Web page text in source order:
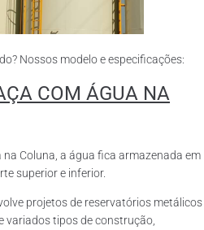
Nossos modelo e especificações:
COM ÁGUA NA
Coluna, a água fica armazenada em
superior e inferior.
projetos de reservatórios metálicos
variados tipos de construção,